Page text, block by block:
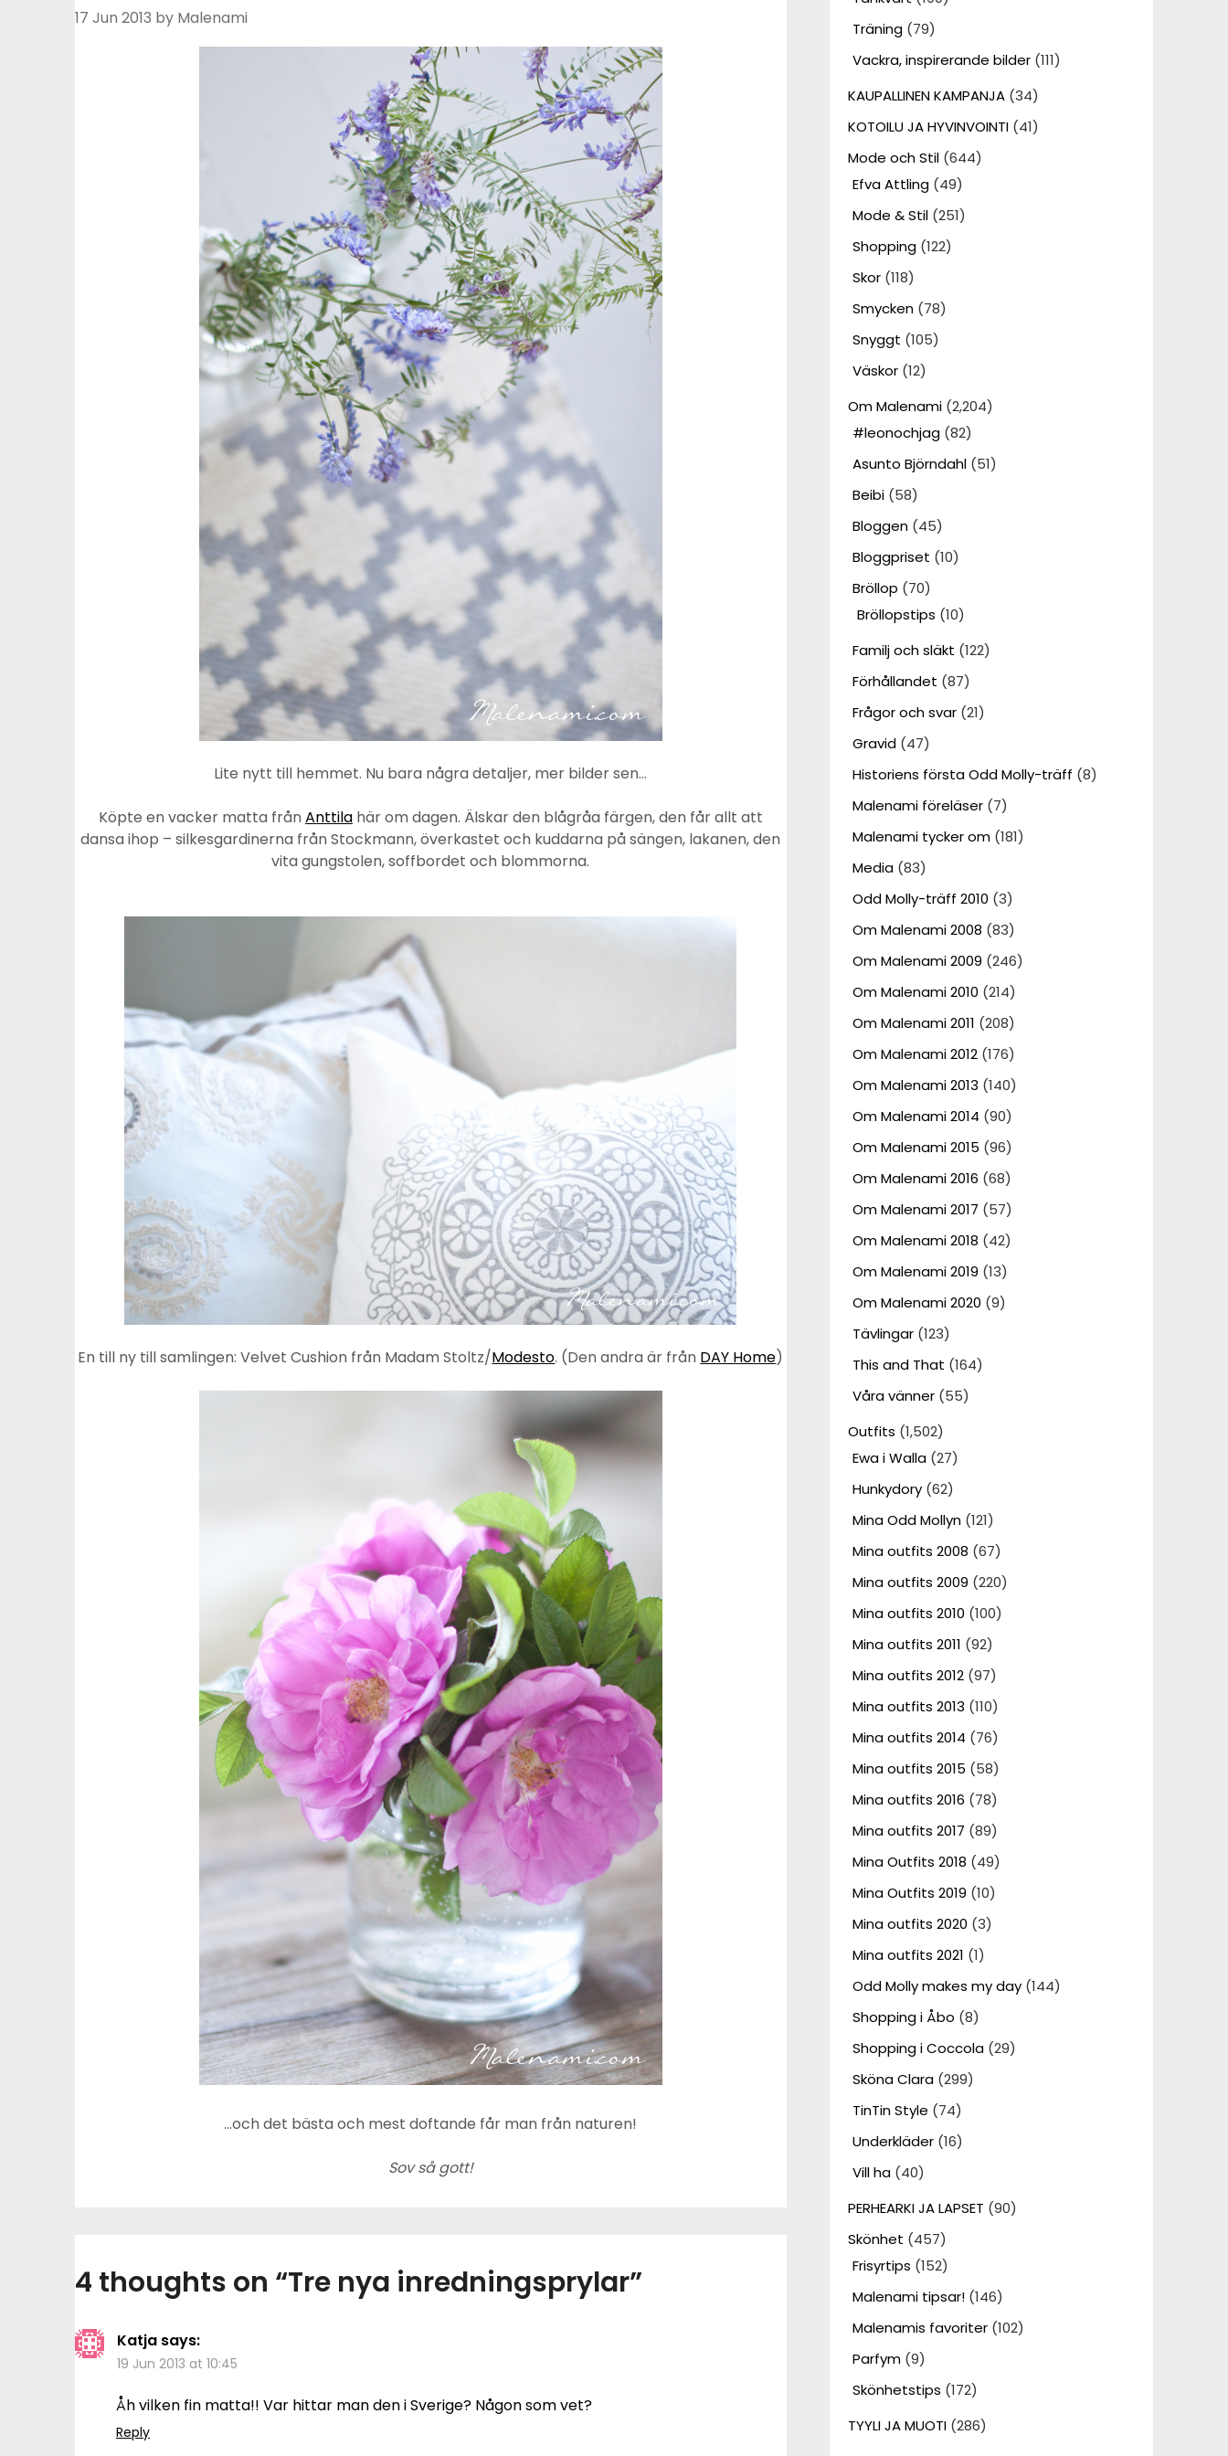
17 Jun 2013 by Malenami
Lite nytt till hemmet. Nu bara några detaljer, mer bilder sen…
Köpte en vacker matta frånAnttilahär om dagen. Älskar den blågråa färgen, den får allt att
dansa ihop – silkesgardinerna från Stockmann, överkastet och kuddarna på sängen, lakanen, den
vita gungstolen, soffbordet och blommorna.
En till ny till samlingen: Velvet Cushion från Madam Stoltz/Modesto. (Den andra är från DAY Home)
…och det bästa och mest doftande får man från naturen!
Sov så gott!
4 thoughts on “Tre nya inredningsprylar”
Katja says:
19 Jun 2013 at 10:45
Åh vilken fin matta!! Var hittar man den i Sverige? Någon som vet?
Reply
Träning(79)
Vackra, inspirerande bilder(111)
KAUPALLINEN KAMPANJA(34)
KOTOILU JA HYVINVOINTI(41)
Mode och Stil(644)
Efva Attling(49)
Mode & Stil(251)
Shopping(122)
Skor(118)
Smycken(78)
Snyggt (105)
Väskor(12)
Om Malenami(2,204)
#leonochjag(82)
Asunto Björndahl(51)
Beibi(58)
Bloggen(45)
Bloggpriset (10)
Bröllop (70)
Bröllopstips (10)
Familj och släkt (122)
Förhållandet (87)
Frågor och svar(21)
Gravid(47)
Historiens första Odd Molly-träff (8)
Malenami föreläser(7)
Malenami tycker om(181)
Media(83)
Odd Molly-träff 2010 (3)
Om Malenami 2008 (83)
Om Malenami 2009 (246)
Om Malenami 2010 (214)
Om Malenami 2011 (208)
Om Malenami 2012(176)
Om Malenami 2013 (140)
Om Malenami 2014 (90)
Om Malenami 2015 (96)
Om Malenami 2016 (68)
Om Malenami 2017 (57)
Om Malenami 2018 (42)
Om Malenami 2019 (13)
Om Malenami 2020 (9)
Tävlingar(123)
This and That (164)
Våra vänner(55)
Outfits (1,502)
Ewa i Walla(27)
Hunkydory(62)
Mina Odd Mollyn(121)
Mina outfits 2008 (67)
Mina outfits 2009 (220)
Mina outfits 2010 (100)
Mina outfits 2011 (92)
Mina outfits 2012(97)
Mina outfits 2013 (110)
Mina outfits 2014 (76)
Mina outfits 2015 (58)
Mina outfits 2016 (78)
Mina outfits 2017 (89)
Mina Outfits 2018 (49)
Mina Outfits 2019 (10)
Mina outfits 2020 (3)
Mina outfits 2021 (1)
Odd Molly makes my day(144)
Shopping i Åbo (8)
Shopping i Coccola(29)
Sköna Clara(299)
TinTin Style (74)
Underkläder(16)
Vill ha(40)
PERHEARKI JA LAPSET (90)
Skönhet (457)
Frisyrtips (152)
Malenami tipsar!(146)
Malenamis favoriter(102)
Parfym(9)
Skönhetstips (172)
TYYLI JA MUOTI(286)